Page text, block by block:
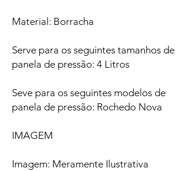
Material: Borracha
Serve para os seguintes tamanhos de
panela de pressão: 4 Litros
Seve para os seguintes modelos de
panela de pressão: Rochedo Nova
IMAGEM
Imagem: Meramente Ilustrativa